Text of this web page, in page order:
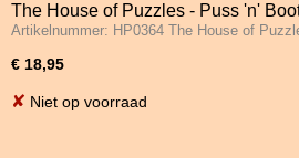
The House of Puzzles - Puss 'n'
Artikelnummer: HP0364 The House of
€ 18,95
✘ Niet op voorraad